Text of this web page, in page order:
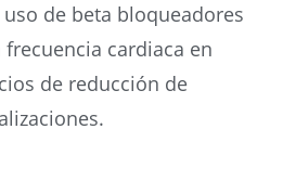
uso de beta bloqueadores
cardiaca en
de reducción de